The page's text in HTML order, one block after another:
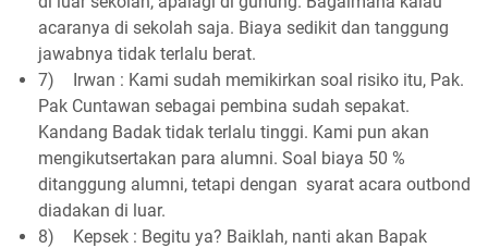
acaranya di sekolah saja. Biaya sedikit dan tanggung
jawabnya tidak terlalu berat.
7)
Irwan : Kami sudah memikirkan soal risiko itu, Pak.
Pak Cuntawan sebagai pembina sudah sepakat.
Kandang Badak tidak terlalu tinggi. Kami pun akan
mengikutsertakan para alumni. Soal biaya 50 %
ditanggung alumni, tetapi dengan syarat acara outbond
diadakan di luar.
8)
Kepsek : Begitu ya? Baiklah, nanti akan Bapak